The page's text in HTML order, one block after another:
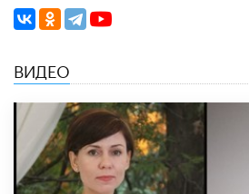
ВИДЕО